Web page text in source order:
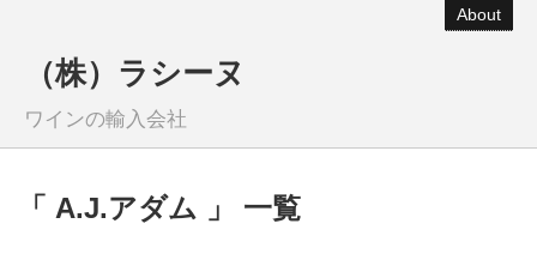
About
（株）ラシーヌ
ワインの輸入会社
「 A.J.アダム 」 一覧